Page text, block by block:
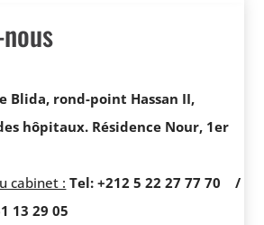
Blida, rond-point Hassan II,
hôpitaux. Résidence Nour, 1er
cabinet : Tel: +212 5 22 27 77 70
/
13 29 05